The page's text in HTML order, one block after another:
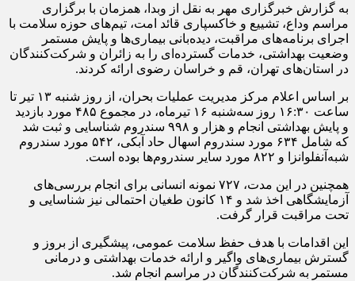
به گزارش خبرگزاری مهر به نقل از وبدا، همزمان با برگزاری
مراسم وداع، تشییع و خاکسپاری قائد امت، تیم‌های حوزه سلامت با
اجرای برنامه‌های مراقبت، دیده‌بانی بیماری‌ها و پایش مستمر
وضعیت بهداشتی، خدمات گسترده‌ای را به زائران و شرکت‌کنندگان
در استان‌های تهران، قم و خراسان رضوی ارائه کردند.
بر اساس اعلام مرکز مدیریت عملیات بحران، از روز شنبه ۱۳ تیر تا
ساعت ۱۶:۳۰ روز سه‌شنبه ۱۶ تیرماه، در مجموع ۴۸۵ مورد بازدید
و پایش بهداشتی انجام و هزار و ۹۹۸ سندروم شناسایی و ثبت شد
که شامل ۶۳۴ مورد سندروم اسهال حاد آبکی، ۵۴۲ مورد سندروم
شبه‌آنفلوانزا و ۸۲۲ مورد سایر سندروم‌ها بوده است.
همچنین در این مدت، ۷۲۷ نمونه انسانی برای انجام بررسی‌های
آزمایشگاهی اخذ شد و ۱۴ کانون طغیان احتمالی نیز شناسایی و
تحت مراقبت قرار گرفت.
این اقدامات با هدف حفظ سلامت عمومی، پیشگیری از بروز و
گسترش بیماری‌های واگیر و ارائه خدمات بهداشتی و درمانی
مستمر به شرکت‌کنندگان در مراسم انجام شد.